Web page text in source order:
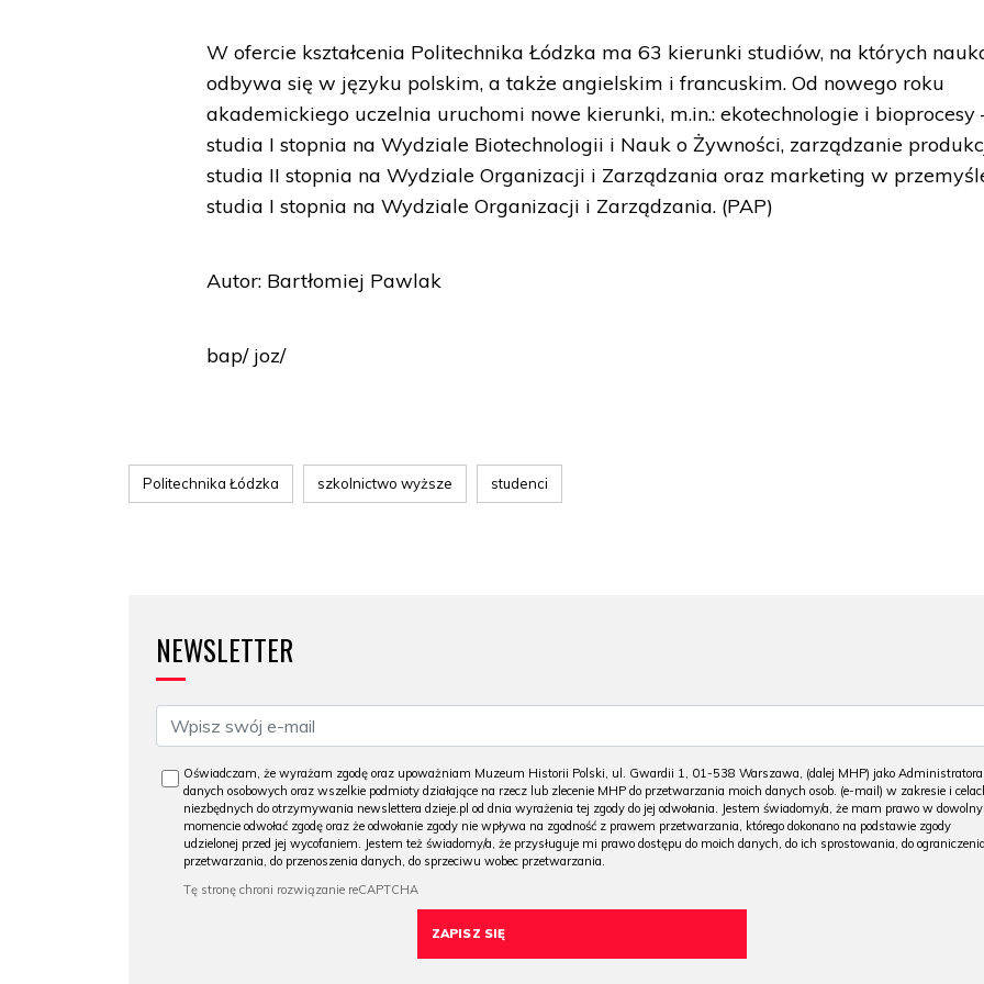
W ofercie kształcenia Politechnika Łódzka ma 63 kierunki studiów, na których
odbywa się w języku polskim, a także angielskim i francuskim. Od nowego roku
akademickiego uczelnia uruchomi nowe kierunki, m.in.: ekotechnologie i bioprocesy
studia I stopnia na Wydziale Biotechnologii i Nauk o Żywności, zarządzanie
studia II stopnia na Wydziale Organizacji i Zarządzania oraz marketing w
studia I stopnia na Wydziale Organizacji i Zarządzania. (PAP)
Autor: Bartłomiej Pawlak
bap/ joz/
Politechnika Łódzka szkolnictwo wyższe studenci
NEWSLETTER
Oświadczam, że wyrażam zgodę oraz upoważniam Muzeum Historii Polski, ul. Gwardii 1, 01-538 Warszawa, (dalej MHP) jako Administratora
danych osobowych oraz wszelkie podmioty działające na rzecz lub zlecenie MHP do przetwarzania moich danych osob. (e-mail) w zakresie i
niezbędnych do otrzymywania newslettera dzieje.pl od dnia wyrażenia tej zgody do jej odwołania. Jestem świadomy/a, że mam prawo w
momencie odwołać zgodę oraz że odwołanie zgody nie wpływa na zgodność z prawem przetwarzania, którego dokonano na podstawie zgody
udzielonej przed jej wycofaniem. Jestem też świadomy/a, że przysługuje mi prawo dostępu do moich danych, do ich sprostowania, do ograniczenia
przetwarzania, do przenoszenia danych, do sprzeciwu wobec przetwarzania.